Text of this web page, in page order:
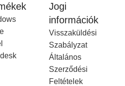
CorelDraw Technical Suite
Akciós termék
49,990.00 Ft14,990.00
KOSÁRBA HELYEZÉS
Jogi
információk
Visszaküldési
Szabályzat
Általános
Szerződési
Feltételek